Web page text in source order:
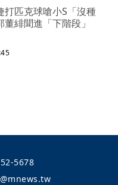
打匹克球嗆小S「沒種
緋聞進「下階段」
5678